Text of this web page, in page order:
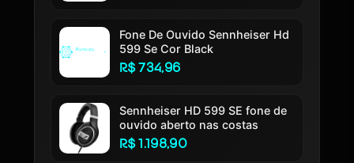
Fone De Ouvido Sennheiser Hd
599 Se Cor Black
R$ 734,96
Sennheiser HD 599 SE fone de
ouvido aberto nas costas
R$ 1.198,90